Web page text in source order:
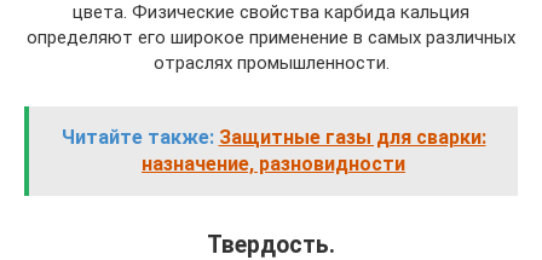
цвета. Физические свойства карбида кальция
определяют его широкое применение в самых различных
отраслях промышленности.
Читайте также: Защитные газы для сварки:
назначение, разновидности
Твердость.